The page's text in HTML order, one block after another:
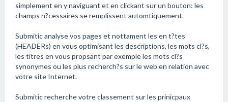
simplement en y naviguant et en clickant sur un bouton: les
champs n?cessaires se remplissent automtiquement.
Submitic analyse vos pages et nottament les en t?tes
(HEADERs) en vous optimisant les descriptions, les mots cl?s,
les titres en vous propsant par exemple les mots cl?s
synonymes ou les plus recherch?s sur le web en relation avec
votre site Internet.
Submitic recherche votre classement sur les prinicpaux